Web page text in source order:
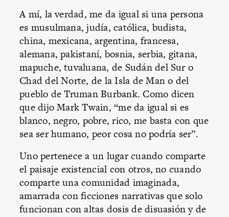
A mí, la verdad, me da igual si una persona
es musulmana, judía, católica, budista,
china, mexicana, argentina, francesa,
alemana, pakistaní, bosnia, serbia, gitana,
mapuche, tuvaluana, de Sudán del Sur o
Chad del Norte, de la Isla de Man o del
pueblo de Truman Burbank. Como dicen
que dijo Mark Twain, “me da igual si es
blanco, negro, pobre, rico, me basta con que
sea ser humano, peor cosa no podría ser”.
Uno pertenece a un lugar cuando comparte
el paisaje existencial con otros, no cuando
comparte una comunidad imaginada,
amarrada con ficciones narrativas que solo
funcionan con altas dosis de disuasión y de